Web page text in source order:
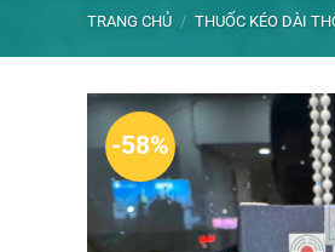
TRANG CHỦ / THUỐC KÉO DÀI
-58%